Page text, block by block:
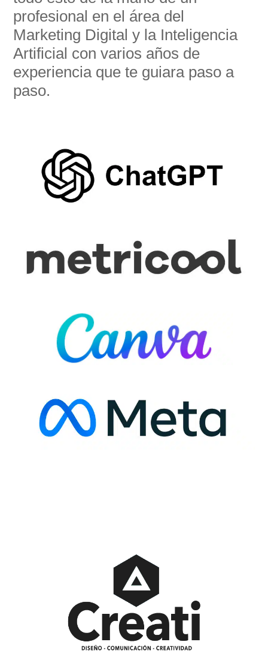
profesional en el área del
Marketing Digital y la Inteligencia
Artificial con varios años de
experiencia que te guiara paso a
paso.